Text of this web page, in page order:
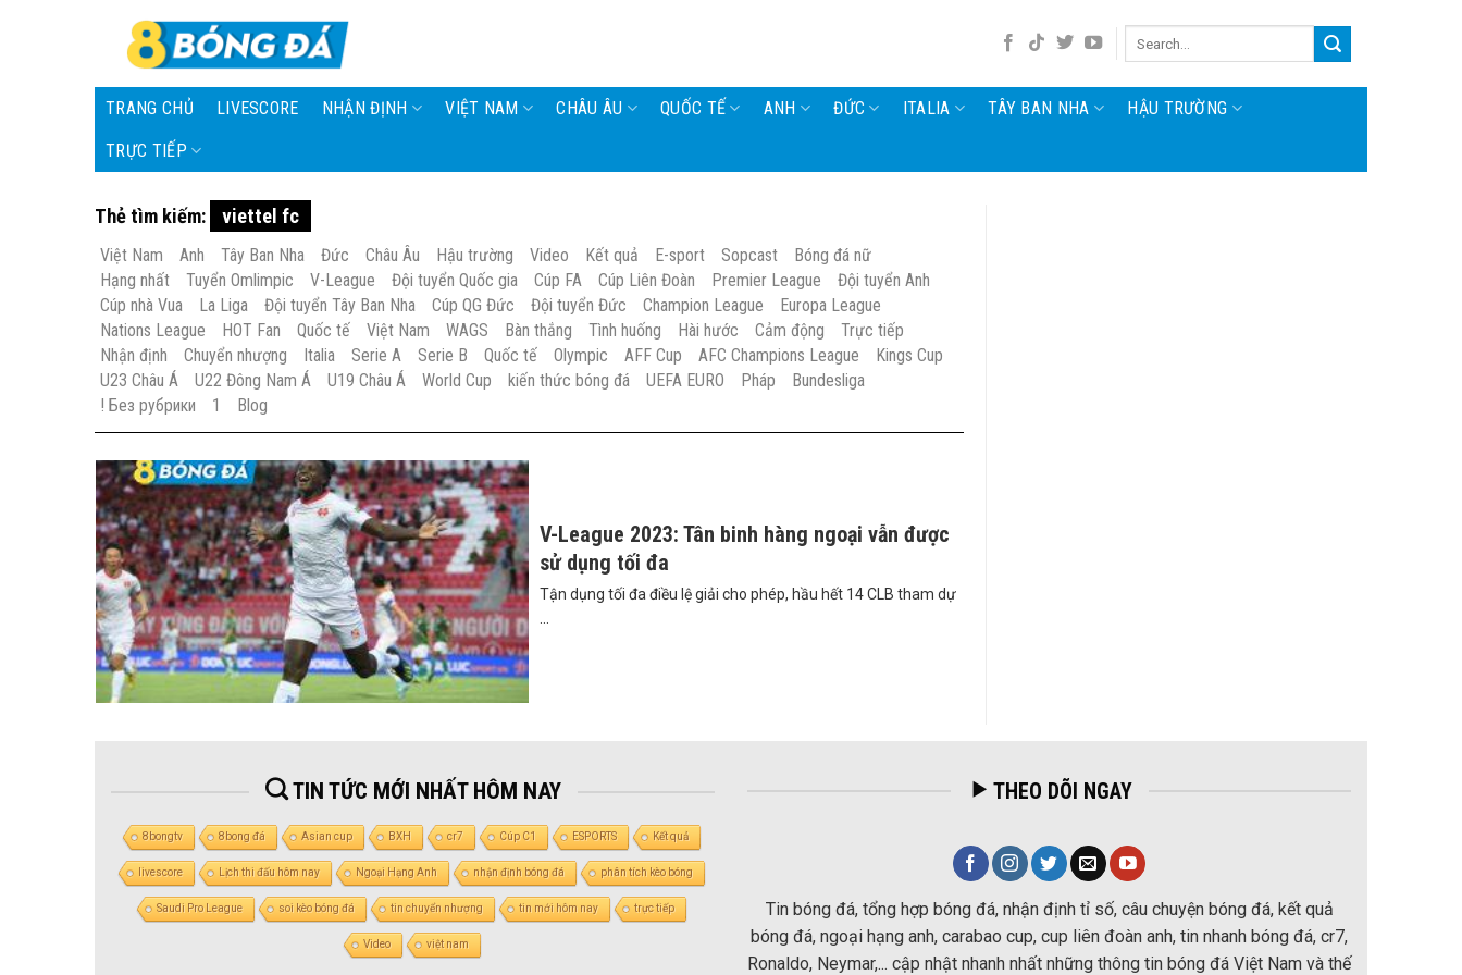
content
TRANG CHỦ
LIVESCORE NHẬN ĐỊNH VIỆT NAM CHÂU ÂU QUỐC TẾ ANH ĐỨC ITALIA TÂY BAN NHA HẬU TRƯỜNG
TRỰC TIẾP
Thẻ tìm kiếm: viettel fc
Việt Nam Anh Tây Ban Nha Đức Châu Âu Hậu trường Video Kết quả E-sport Sopcast
Bóng đá nữ
Hạng nhất
Tuyển Omlimpic V-League Đội tuyển Quốc gia Cúp FA Cúp Liên Đoàn Premier League
Đội tuyển Anh
Cúp nhà Vua
La Liga Đội tuyển Tây Ban Nha Cúp QG Đức Đội tuyển Đức Champion League
Europa League
Nations League
HOT Fan Quốc tế Việt Nam WAGS Bàn thắng Tình huống Hài hước Cảm động
Trực tiếp
Nhận định
Chuyển nhượng Italia Serie A Serie B Quốc tế Olympic AFF Cup AFC Champions League
Kings Cup
U23 Châu Á
U22 Đông Nam Á U19 Châu Á World Cup kiến thức bóng đá UEFA EURO Pháp
Bundesliga
! Без рубрики
1 Blog
V-League 2023: Tân binh hàng ngoại vẫn được
sử dụng tối đa
Tận dụng tối đa điều lệ giải cho phép, hầu hết 14 CLB tham dự
TIN TỨC MỚI NHẤT HÔM NAY
8bongtv 8bong đá Asian cup BXH cr7 Cúp C1 ESPORTS Kết quả
livescore Lịch thi đấu hôm nay Ngoại Hạng Anh nhận định bóng đá phân tích kèo bóng
Saudi Pro League soi kèo bóng đá tin chuyển nhượng tin mới hôm nay trực tiếp
Video việt nam
THEO DÕI NGAY
Tin bóng đá, tổng hợp bóng đá, nhận định tỉ số, câu chuyện bóng đá, kết quả
bóng đá, ngoại hạng anh, carabao cup, cup liên đoàn anh, tin nhanh bóng đá, cr7,
Ronaldo, Neymar,... cập nhật nhanh nhất những thông tin bóng đá Việt Nam và thế